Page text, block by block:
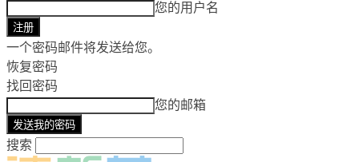
您的用户名
一个密码邮件将发送给您。
恢复密码
找回密码
您的邮箱
搜索